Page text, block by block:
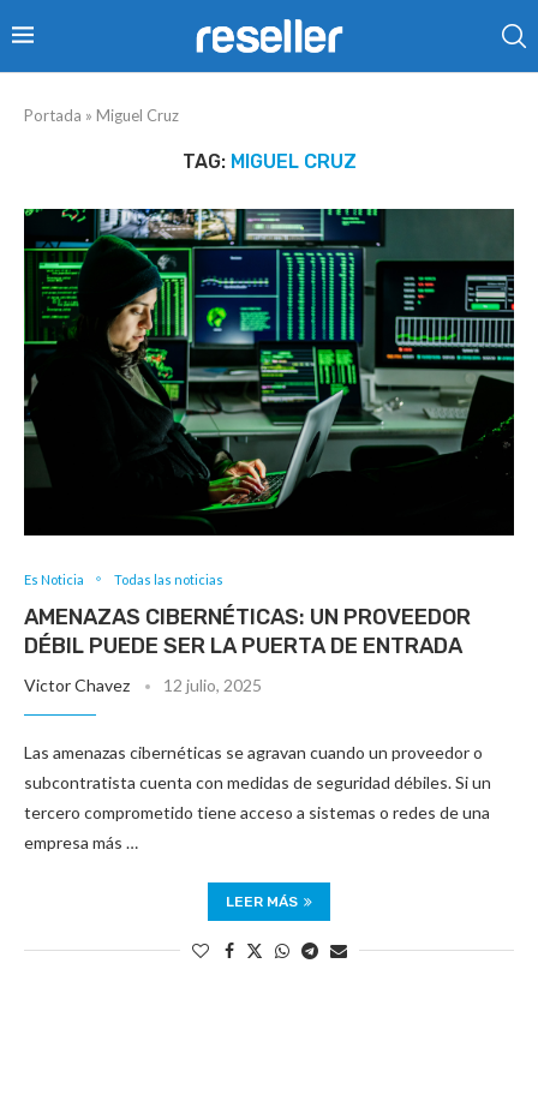
Portada » Miguel Cruz
TAG: MIGUEL CRUZ
Es Noticia Todas las noticias
AMENAZAS CIBERNÉTICAS: UN PROVEEDOR
DÉBIL PUEDE SER LA PUERTA DE ENTRADA
Victor Chavez 12 julio, 2025
Las amenazas cibernéticas se agravan cuando un proveedor o
subcontratista cuenta con medidas de seguridad débiles. Si un
tercero comprometido tiene acceso a sistemas o redes de una
empresa más …
LEER MÁS